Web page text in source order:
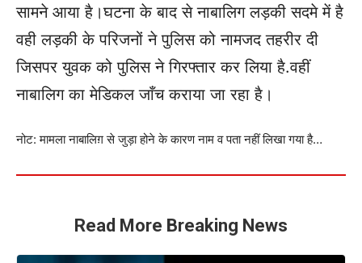
सामने आया है।घटना के बाद से नाबालिग लड़की सदमे में है
वही लड़की के परिजनों ने पुलिस को नामजद तहरीर दी
जिसपर युवक को पुलिस ने गिरफ्तार कर लिया है.वहीं
नाबालिग का मेडिकल जाँच कराया जा रहा है।
नोट: मामला नाबालिग़ से जुड़ा होने के कारण नाम व पता नहीं लिखा गया है…
Read More Breaking News